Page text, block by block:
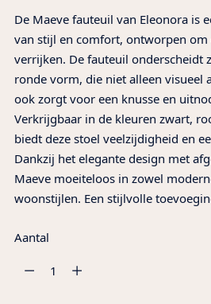
De Maeve fauteuil van Eleonora is
van stijl en comfort, ontworpen
verrijken. De fauteuil onderscheidt
ronde vorm, die niet alleen visueel
ook zorgt voor een knusse en
Verkrijgbaar in de kleuren zwart,
biedt deze stoel veelzijdigheid en
Dankzij het elegante design met
Maeve moeiteloos in zowel
woonstijlen. Een stijlvolle
Aantal